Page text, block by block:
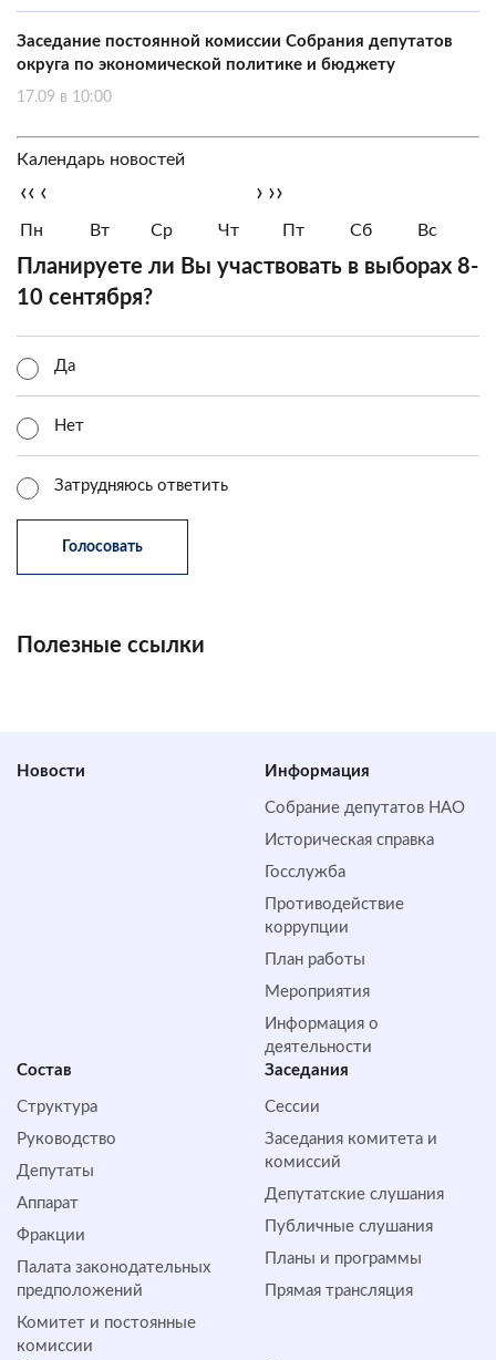
Заседание постоянной комиссии Собрания депутатов
округа по экономической политике и бюджету
17.09 в 10:00
Календарь новостей
‹‹ ‹ › ››
Пн Вт Ср Чт Пт Сб Вс
Планируете ли Вы участвовать в выборах 8-
10 сентября?
Да
Нет
Затрудняюсь ответить
Полезные ссылки
Новости Информация
Собрание депутатов НАО
Историческая справка
Госслужба
Противодействие
коррупции
План работы
Мероприятия
Информация о
деятельности
Состав
Структура
Руководство
Депутаты
Аппарат
Фракции
Палата законодательных
предположений
Комитет и постоянные
комиссии
Заседания
Сессии
Заседания комитета и
комиссий
Депутатские слушания
Публичные слушания
Планы и программы
Прямая трансляция